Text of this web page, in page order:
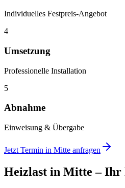
Individuelles Festpreis-Angebot
4
Umsetzung
Professionelle Installation
5
Abnahme
Einweisung & Übergabe
Jetzt Termin in Mitte anfragen
Heizlast in Mitte – Ihr